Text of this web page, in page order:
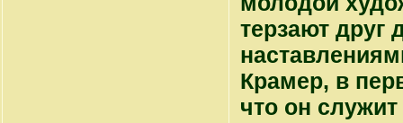
терзают друг
Крамер, в
что он